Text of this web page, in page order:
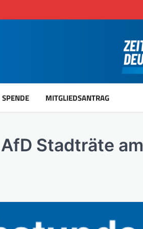
SPENDE MITGLIEDSANTRAG
Stadträte am